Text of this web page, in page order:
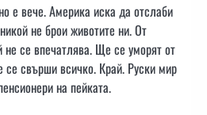
е вече. Америка иска да отслаби
не брои животите ни. От
се впечатлява. Ще се уморят от
свърши всичко. Край. Руски мир
на пейката.